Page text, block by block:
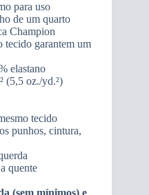
para uso
de um quarto
Champion
tecido garantem um
elastano
(5,5 oz./yd.²)
tecido
punhos, cintura,
quente